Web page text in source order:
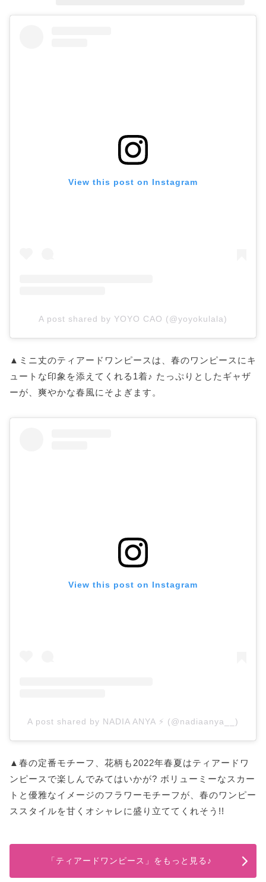
View this post on Instagram
A post shared by YOYO CAO (@yoyokulala)
▲ミニ丈のティアードワンピースは、春のワンピースにキ
ュートな印象を添えてくれる1着♪ たっぷりとしたギャザ
ーが、爽やかな春風にそよぎます。
View this post on Instagram
A post shared by NADIA ANYA ⚡️ (@nadiaanya__)
▲春の定番モチーフ、花柄も2022年春夏はティアードワ
ンピースで楽しんでみてはいかが? ボリューミーなスカー
トと優雅なイメージのフラワーモチーフが、春のワンピー
ススタイルを甘くオシャレに盛り立ててくれそう!!
「ティアードワンピース」をもっと見る♪